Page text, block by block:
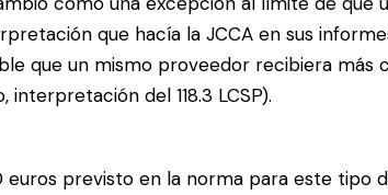
que hacía la JCCA en sus
que un mismo proveedor recibiera más
del 118.3 LCSP).
previsto en la norma para este tipo